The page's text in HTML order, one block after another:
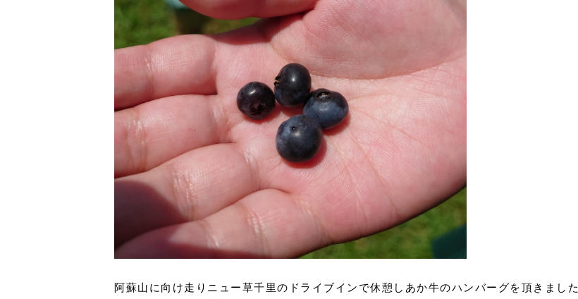
阿蘇山に向け走りニュー草千里のドライブインで休憩しあか牛のハンバーグを頂きました